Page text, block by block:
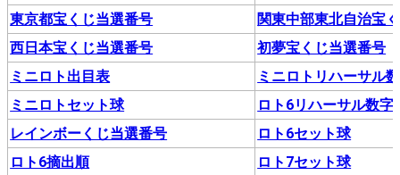
東京都宝くじ当選番号
関東中部東北自治宝
西日本宝くじ当選番号
初夢宝くじ当選番号
ミニロト出目表
ミニロトリハーサル
ミニロトセット球
ロト6リハーサル数字
レインボーくじ当選番号
ロト6セット球
ロト6摘出順
ロト7セット球